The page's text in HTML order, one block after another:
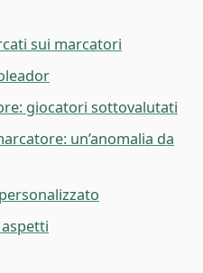
sui marcatori
giocatori sottovalutati
un’anomalia da